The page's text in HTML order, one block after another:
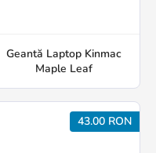
Geantă Laptop Kinmac
Maple Leaf
43.00 RON